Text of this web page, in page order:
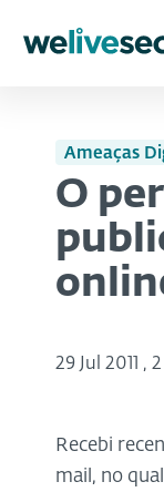
Ameaças
O
29 Jul 2011 ,
Recebi
mail, no